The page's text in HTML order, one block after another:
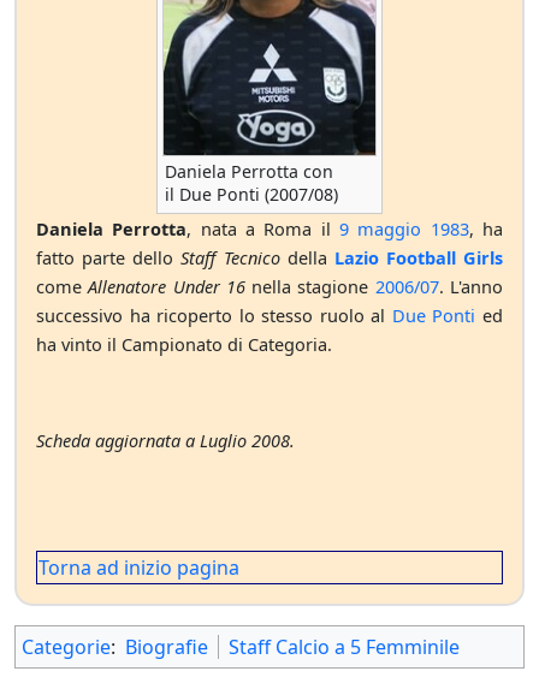
Daniela Perrotta con
il Due Ponti (2007/08)
Daniela Perrotta, nata a Roma il9 maggio 1983, ha
fatto parte delloStaff Tecnicodella Lazio Football Girls
comeAllenatore Under 16nella stagione 2006/07. L'anno
successivo ha ricoperto lo stesso ruolo al Due Ponti ed
ha vinto il Campionato di Categoria.
Scheda aggiornata a Luglio 2008.
Torna ad inizio pagina
Categorie: Biografie Staff Calcio a 5 Femminile